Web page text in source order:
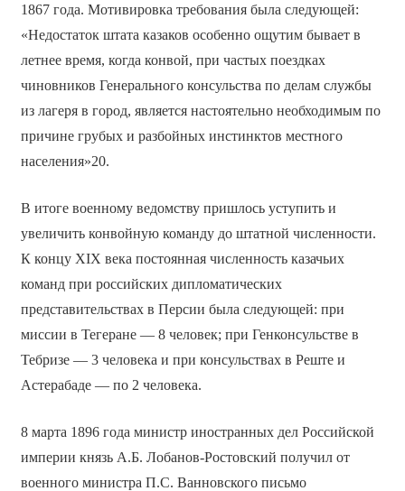
1867 года. Мотивировка требования была следующей:
«Недостаток штата казаков особенно ощутим бывает в
летнее время, когда конвой, при частых поездках
чиновников Генерального консульства по делам службы
из лагеря в город, является настоятельно необходимым по
причине грубых и разбойных инстинктов местного
населения»20.
В итоге военному ведомству пришлось уступить и
увеличить конвойную команду до штатной численности.
К концу XIX века постоянная численность казачьих
команд при российских дипломатических
представительствах в Персии была следующей: при
миссии в Тегеране — 8 человек; при Генконсульстве в
Тебризе — 3 человека и при консульствах в Реште и
Астерабаде — по 2 человека.
8 марта 1896 года министр иностранных дел Российской
империи князь А.Б. Лобанов-Ростовский получил от
военного министра П.С. Ванновского письмо